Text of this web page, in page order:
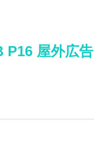
P16 屋外広告